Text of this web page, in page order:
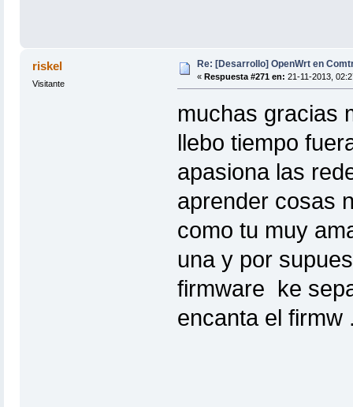
riskel
Visitante
Re: [Desarrollo] OpenWrt en
« Respuesta #271 en: 21-11-2013,
muchas gracias
llebo tiempo
apasiona las
aprender cosas
como tu muy
una y por
firmware ke
encanta el firmw